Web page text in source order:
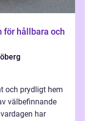
och prydligt hem
välbefinnande
har